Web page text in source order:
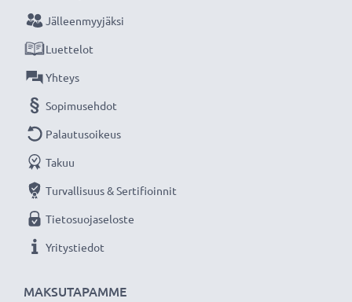
MAKSUTAPAMME
Jälleenmyyjäksi
Luettelot
Yhteys
Sopimusehdot
Palautusoikeus
Takuu
Turvallisuus & Sertifioinnit
Tietosuojaseloste
Yritystiedot